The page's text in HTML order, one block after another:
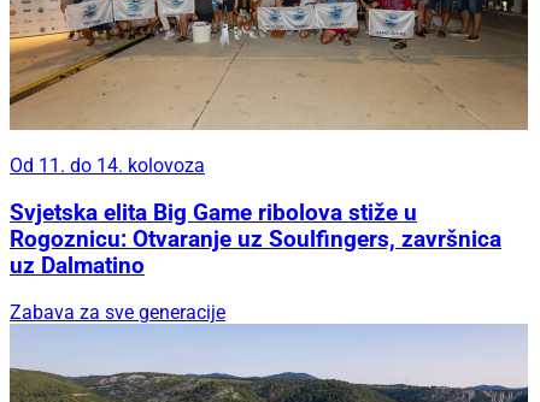
Od 11. do 14. kolovoza
Svjetska elita Big Game ribolova stiže u
Rogoznicu: Otvaranje uz Soulfingers, završnica
uz Dalmatino
Zabava za sve generacije